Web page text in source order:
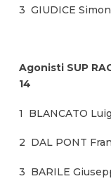
3 GIUDICE
Agonisti SUP
14
1 BLANCATO
2 DAL PONT
3 BARILE